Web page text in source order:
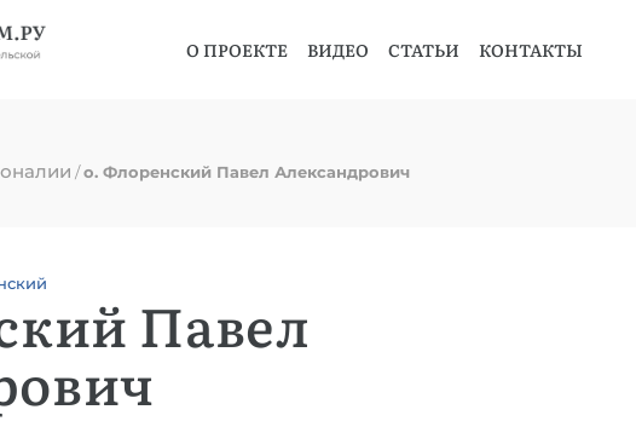
О ПРОЕКТЕ ВИДЕО СТАТЬИ КОНТАКТЫ
/о. Флоренский Павел Александрович
Павел